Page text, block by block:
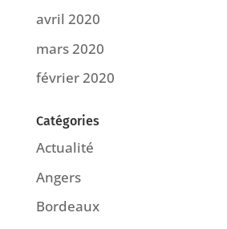
avril 2020
mars 2020
février 2020
Catégories
Actualité
Angers
Bordeaux